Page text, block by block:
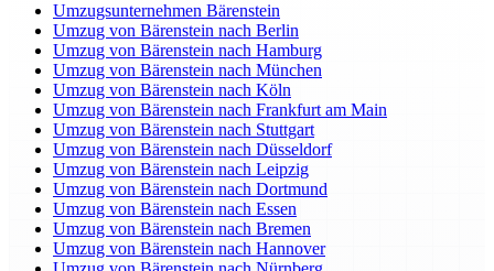
Umzugsunternehmen Bärenstein
Umzug von Bärenstein nach Berlin
Umzug von Bärenstein nach Hamburg
Umzug von Bärenstein nach München
Umzug von Bärenstein nach Köln
Umzug von Bärenstein nach Frankfurt am Main
Umzug von Bärenstein nach Stuttgart
Umzug von Bärenstein nach Düsseldorf
Umzug von Bärenstein nach Leipzig
Umzug von Bärenstein nach Dortmund
Umzug von Bärenstein nach Essen
Umzug von Bärenstein nach Bremen
Umzug von Bärenstein nach Hannover